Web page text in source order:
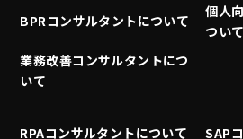
BPRコンサルタントについて
個人
ついて
業務改善コンサルタントにつ
いて
RPAコンサルタントについて SAP